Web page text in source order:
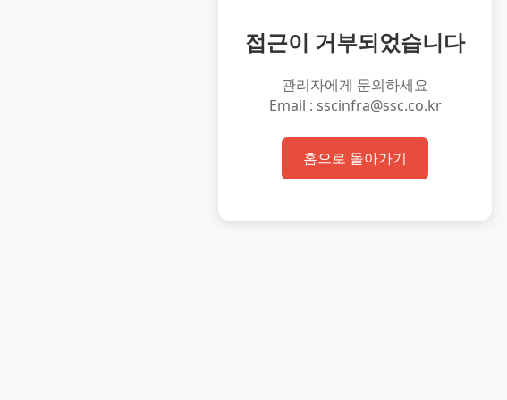
접근이 거부되었습니다
관리자에게 문의하세요
Email : sscinfra@ssc.co.kr
홈으로 돌아가기